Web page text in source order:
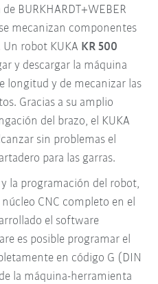
BURKHARDT+WEBER
mecanizan componentes
Un robot KUKA KR 500
y descargar la máquina
longitud y de mecanizar las
Gracias a su amplio
del brazo, el KUKA
sin problemas el
para las garras.
la programación del robot,
CNC completo en el
el software
es posible programar el
en código G (DIN
la máquina-herramienta